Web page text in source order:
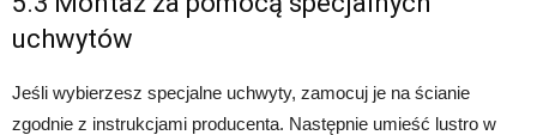
uchwytów
Jeśli wybierzesz specjalne uchwyty, zamocuj je na ścianie
zgodnie z instrukcjami producenta. Następnie umieść lustro w